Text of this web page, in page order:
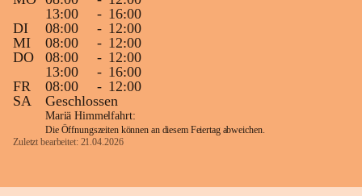
13:00
- 16:00
DI
08:00 - 12:00
MI
08:00 - 12:00
DO
08:00 - 12:00
13:00
- 16:00
FR
08:00 - 12:00
SA
Geschlossen
Mariä Himmelfahrt:
Die Öffnungszeiten können an diesem Feiertag abweichen.
Zuletzt bearbeitet: 21.04.2026